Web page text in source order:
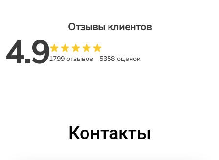
Отзывы клиентов
4.91799 отзывов 5358 оценок
Контакты